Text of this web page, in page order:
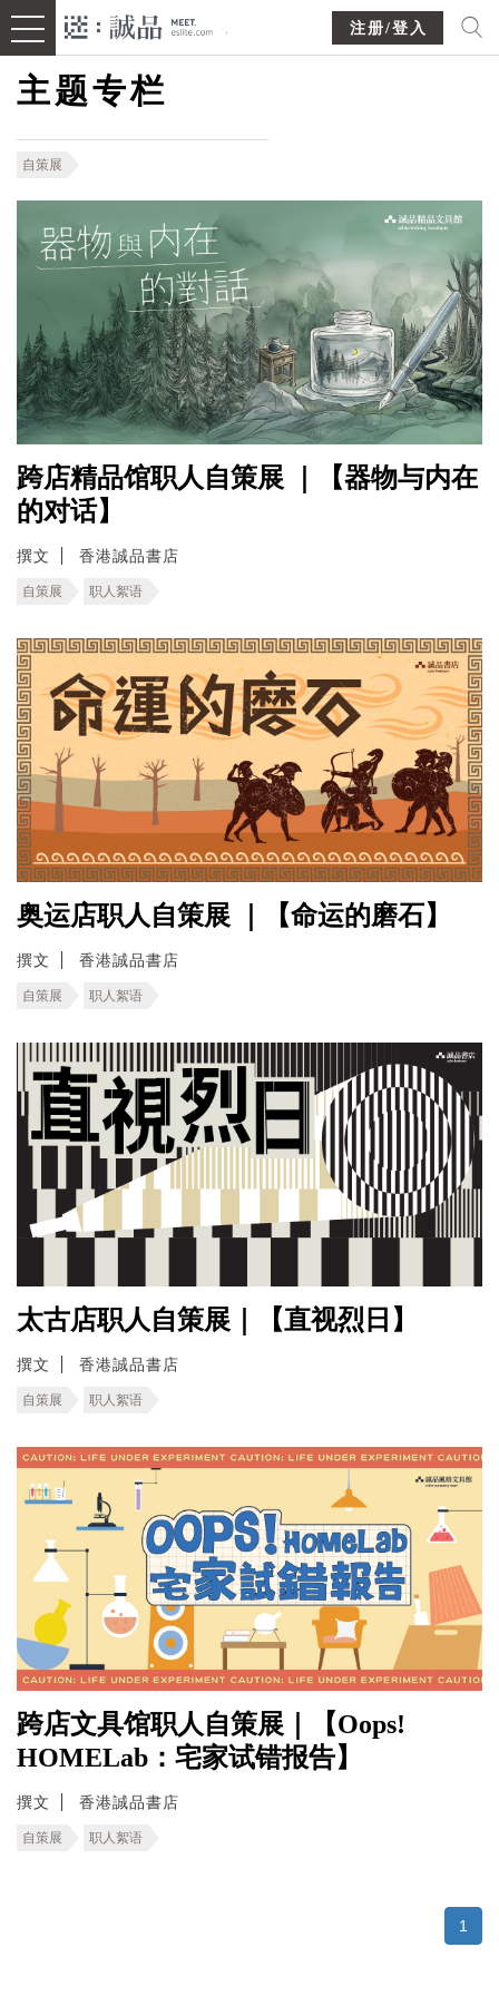
注册/登入
主题专栏
自策展
跨店精品馆职人自策展 ｜【器物与内在
的对话】
撰文 香港誠品書店
自策展 职人絮语
奥运店职人自策展 ｜【命运的磨石】
撰文 香港誠品書店
自策展 职人絮语
太古店职人自策展｜【直视烈日】
撰文 香港誠品書店
自策展 职人絮语
跨店文具馆职人自策展｜【Oops!
HOMELab：宅家试错报告】
撰文 香港誠品書店
自策展 职人絮语
1